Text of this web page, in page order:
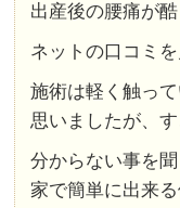
出産後の腰痛が
ネットの口コミ
施術は軽く触っ
思いましたが、す
分からない事を
家で簡単に出来